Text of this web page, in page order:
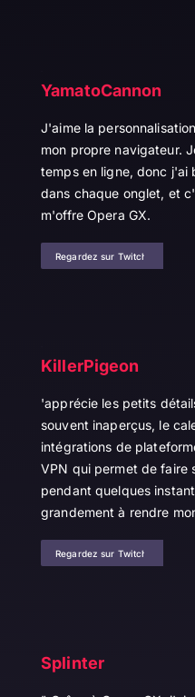
YamatoCannon
J'aime la
mon propre navigateur.
temps en ligne, donc j'ai
dans chaque onglet, et
m'offre Opera GX.
Regardez sur Twitch
KillerPigeon
'apprécie les petits
souvent inaperçus, le
intégrations de
VPN qui permet de faire
pendant quelques
grandement à rendre
Regardez sur Twitch
Splinter